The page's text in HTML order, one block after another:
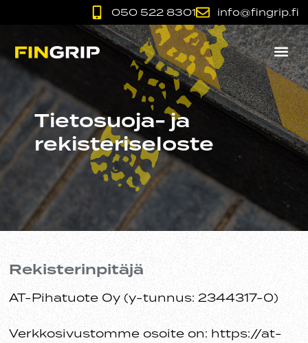
050 522 8301 info@fingrip.fi
Tietosuoja- ja
rekisteriseloste
Rekisterinpitäjä
AT-Pihatuote Oy (y-tunnus: 2344317-0)
Verkkosivustomme osoite on: https://at-